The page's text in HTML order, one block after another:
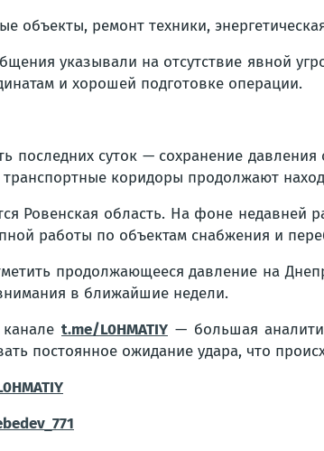
объекты, ремонт техники,
указывали на отсутствие явной
и хорошей подготовке операции.
последних суток — сохранение
коридоры продолжают
Ровенская область. На фоне недавней
работы по объектам снабжения и
продолжающееся давление на
в ближайшие недели.
t.me/L0HMATIY — большая
постоянное ожидание удара, что